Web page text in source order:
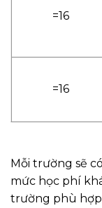
=16
=16
Mỗi trường sẽ
mức học phí
trường phù